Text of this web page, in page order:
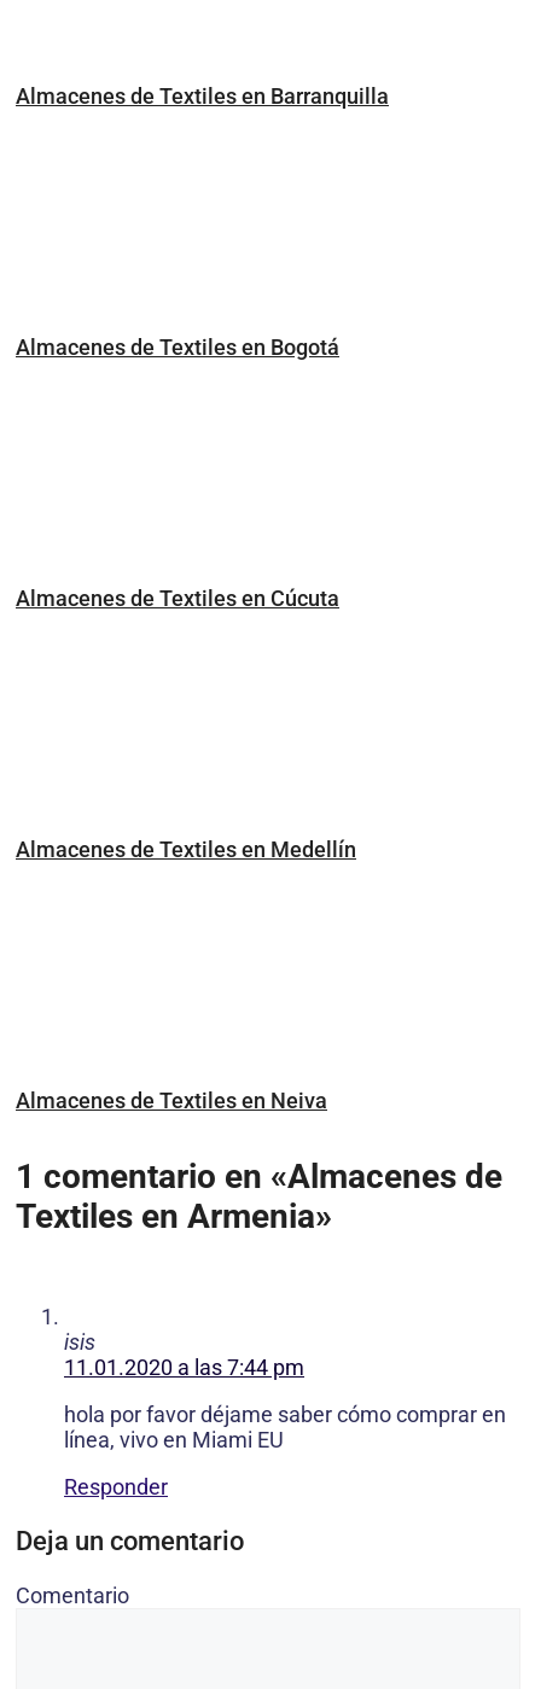
Almacenes de Textiles en Barranquilla
Almacenes de Textiles en Bogotá
Almacenes de Textiles en Cúcuta
Almacenes de Textiles en Medellín
Almacenes de Textiles en Neiva
1 comentario en «Almacenes de
Textiles en Armenia»
isis
11.01.2020 a las 7:44 pm
hola por favor déjame saber cómo comprar en
línea, vivo en Miami EU
Responder
Deja un comentario
Comentario